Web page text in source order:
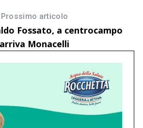
Prossimo articolo
Fossato, a centrocampo
arriva Monacelli